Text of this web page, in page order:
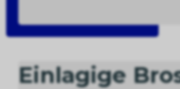
Einlagige